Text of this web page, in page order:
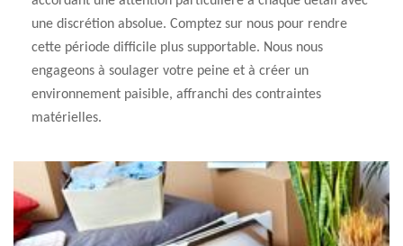
une discrétion absolue. Comptez sur nous pour rendre
cette période difficile plus supportable. Nous nous
engageons à soulager votre peine et à créer un
environnement paisible, affranchi des contraintes
matérielles.